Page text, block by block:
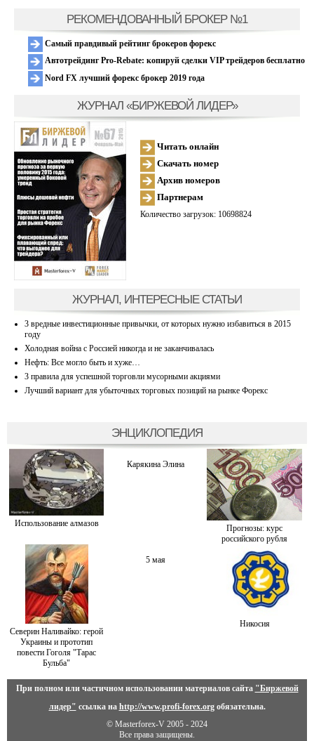
РЕКОМЕНДОВАННЫЙ БРОКЕР №1
Самый правдивый рейтинг брокеров форекс
Автотрейдинг Pro-Rebate: копируй сделки VIP трейдеров бесплатно
Nord FX лучший форекс брокер 2019 года
ЖУРНАЛ «БИРЖЕВОЙ ЛИДЕР»
Читать онлайн
Скачать номер
Архив номеров
Партнерам
Количество загрузок: 10698824
ЖУРНАЛ, ИНТЕРЕСНЫЕ СТАТЬИ
3 вредные инвестиционные привычки, от которых нужно избавиться в 2015
году
Холодная война с Россией никогда и не заканчивалась
Нефть: Все могло быть и хуже…
3 правила для успешной торговли мусорными акциями
Лучший вариант для убыточных торговых позиций на рынке Форекс
ЭНЦИКЛОПЕДИЯ
Использование алмазов
Карякина Элина
Прогнозы: курс
российского рубля
Северин Наливайко: герой
Украины и прототип
повести Гоголя "Тарас
Бульба"
5 мая
Никосия
При полном или частичном использовании материалов сайта "Биржевой
лидер" ссылка на http://www.profi-forex.orgобязательна.
© Masterforex-V 2005 - 2024
Все права защищены.